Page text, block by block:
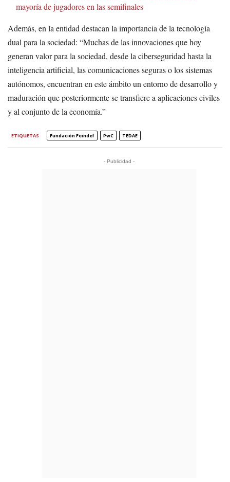
mayoría de jugadores en las semifinales
Además, en la entidad destacan la importancia de la tecnología
dual para la sociedad: “Muchas de las innovaciones que hoy
generan valor para la sociedad, desde la ciberseguridad hasta la
inteligencia artificial, las comunicaciones seguras o los sistemas
autónomos, encuentran en este ámbito un entorno de desarrollo y
maduración que posteriormente se transfiere a aplicaciones civiles
y al conjunto de la economía.”
ETIQUETAS Fundación Feindef PwC TEDAE
- Publicidad -